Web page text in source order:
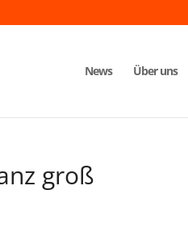
News Über uns
groß